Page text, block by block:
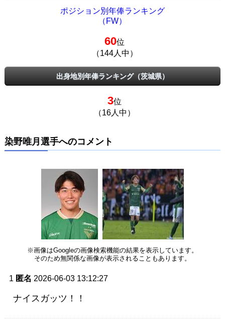
ポジション別年俸ランキング
（FW）
60位
（144人中）
出身地別年俸ランキング（茨城県）
3位
（16人中）
染野唯月選手へのコメント
※画像はGoogleの画像検索機能の結果を表示しています。
そのため無関係な画像が表示されることもあります。
1 匿名 2026-06-03 13:12:27
ナイスガッツ！！